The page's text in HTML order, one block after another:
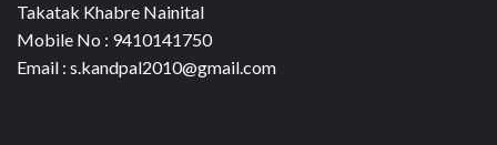
Takatak Khabre Nainital
Mobile No : 9410141750
Email : s.kandpal2010@gmail.com